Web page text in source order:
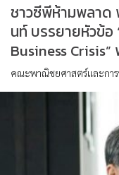
ชาวซีพีห้ามพลาด
นท์ บรรยายหัวข้อ
Business
คณะพาณิชยศาสตร์และกา